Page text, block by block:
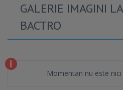
GALERIE IMAGINI
BACTRO
Momentan nu este